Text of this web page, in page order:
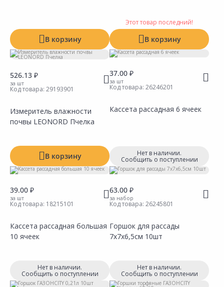
В корзину
Этот товар последний!
В корзину
526.13 ₽
за шт
Код товара: 29193901
Измеритель влажности
почвы LEONORD Пчелка
В корзину
37.00 ₽
за шт
Код товара: 26246201
Кассета рассадная 6 ячеек
Нет в наличии.
Сообщить о поступлении
39.00 ₽
за шт
Код товара: 18215101
Кассета рассадная большая
10 ячеек
Нет в наличии.
Сообщить о поступлении
63.00 ₽
за набор
Код товара: 26245801
Горшок для рассады
7х7х6,5см 10шт
Нет в наличии.
Сообщить о поступлении